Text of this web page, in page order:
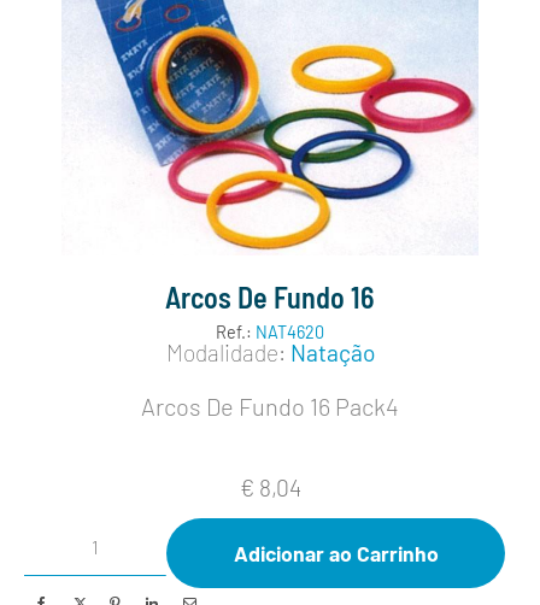
Arcos De Fundo 16
Ref.: NAT4620
Modalidade: Natação
Arcos De Fundo 16 Pack4
€ 8,04
Adicionar ao Carrinho